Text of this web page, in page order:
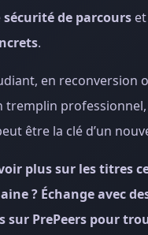
sécurité de parcours
.
en reconversion
tremplin
être la clé d’un
plus sur les titres
? Échange avec
sur PrePeers pour